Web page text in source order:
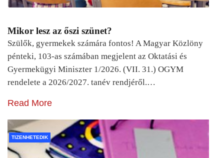
Mikor lesz az őszi szünet?
Szülők, gyermekek számára fontos! A Magyar Közlöny
pénteki, 103-as számában megjelent az Oktatási és
Gyermekügyi Miniszter 1/2026. (VII. 31.) OGYM
rendelete a 2026/2027. tanév rendjéről.…
Read More
TIZENHETEDIK